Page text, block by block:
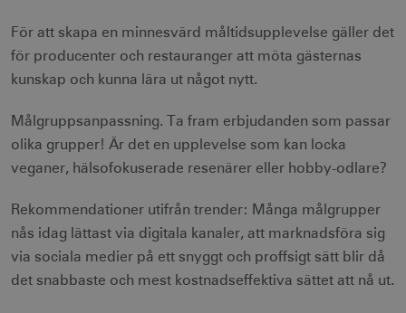
För att skapa en minnesvärd måltidsupplevelse gäller det
för producenter och restauranger att möta gästernas
kunskap och kunna lära ut något nytt.
Målgruppsanpassning. Ta fram erbjudanden som passar
olika grupper! Är det en upplevelse som kan locka
veganer, hälsofokuserade resenärer eller hobby-odlare?
Rekommendationer utifrån trender: Många målgrupper
nås idag lättast via digitala kanaler, att marknadsföra sig
via sociala medier på ett snyggt och proffsigt sätt blir då
det snabbaste och mest kostnadseffektiva sättet att nå ut.
XANDR_PANID
Xandr Inc.
.adnxs.com